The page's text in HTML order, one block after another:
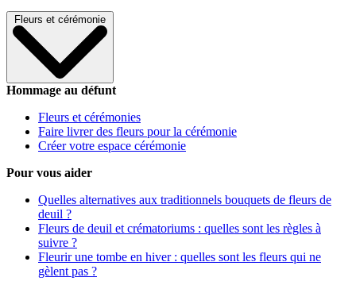
Fleurs et cérémonie
Hommage au défunt
Fleurs et cérémonies
Faire livrer des fleurs pour la cérémonie
Créer votre espace cérémonie
Pour vous aider
Quelles alternatives aux traditionnels bouquets de fleurs de
deuil ?
Fleurs de deuil et crématoriums : quelles sont les règles à
suivre ?
Fleurir une tombe en hiver : quelles sont les fleurs qui ne
gèlent pas ?